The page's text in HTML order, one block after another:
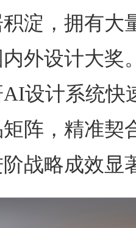
淀，拥有大
外设计大奖
设计系统快
阵，精准契
战略成效显